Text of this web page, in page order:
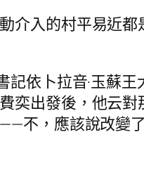
介入的村平易近
記依卜拉音·玉蘇
奕出發後，他云
不，應該說改變